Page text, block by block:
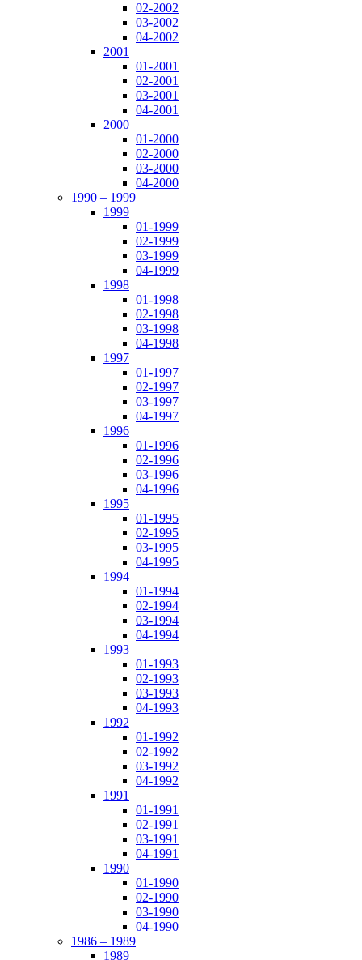
02-2002
03-2002
04-2002
2001
01-2001
02-2001
03-2001
04-2001
2000
01-2000
02-2000
03-2000
04-2000
1990 – 1999
1999
01-1999
02-1999
03-1999
04-1999
1998
01-1998
02-1998
03-1998
04-1998
1997
01-1997
02-1997
03-1997
04-1997
1996
01-1996
02-1996
03-1996
04-1996
1995
01-1995
02-1995
03-1995
04-1995
1994
01-1994
02-1994
03-1994
04-1994
1993
01-1993
02-1993
03-1993
04-1993
1992
01-1992
02-1992
03-1992
04-1992
1991
01-1991
02-1991
03-1991
04-1991
1990
01-1990
02-1990
03-1990
04-1990
1986 – 1989
1989